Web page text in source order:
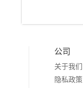
公司
关于我们
隐私政策